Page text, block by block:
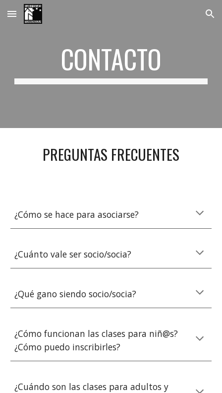
Skip to main content Skip to navigation
CONTACTO
PREGUNTAS FRECUENTES
¿Cómo se hace para asociarse?
¿Cuánto vale ser socio/socia?
¿Qué gano siendo socio/socia?
¿Cómo funcionan las clases para niñ@s?
¿Cómo puedo inscribirles?
¿Cuándo son las clases para adultos y